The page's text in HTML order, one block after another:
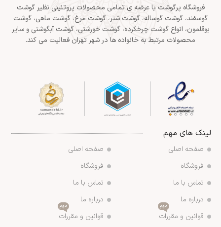
فروشگاه پرگوشت با عرضه ی تمامی محصولات پروتئینی نظیر گوشت
گوسفند، گوشت گوساله، گوشت شتر، گوشت مرغ، گوشت ماهی، گوشت
بوقلمون، انواع گوشت چرخکرده، گوشت خورشتی، گوشت آبگوشتی و سایر
محصولات مرتبط به خانواده ها در شهر تهران فعالیت می کند.
لینک های مهم
صفحه اصلی
فروشگاه
تماس با ما
درباره ما
قوانین و مقررات
مهم
صفحه اصلی
فروشگاه
تماس با ما
درباره ما
قوانین و مقررات
مهم